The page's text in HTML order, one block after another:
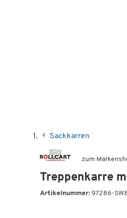
Sackkarren
zum
Treppenkarre
Artikelnummer: 97286-